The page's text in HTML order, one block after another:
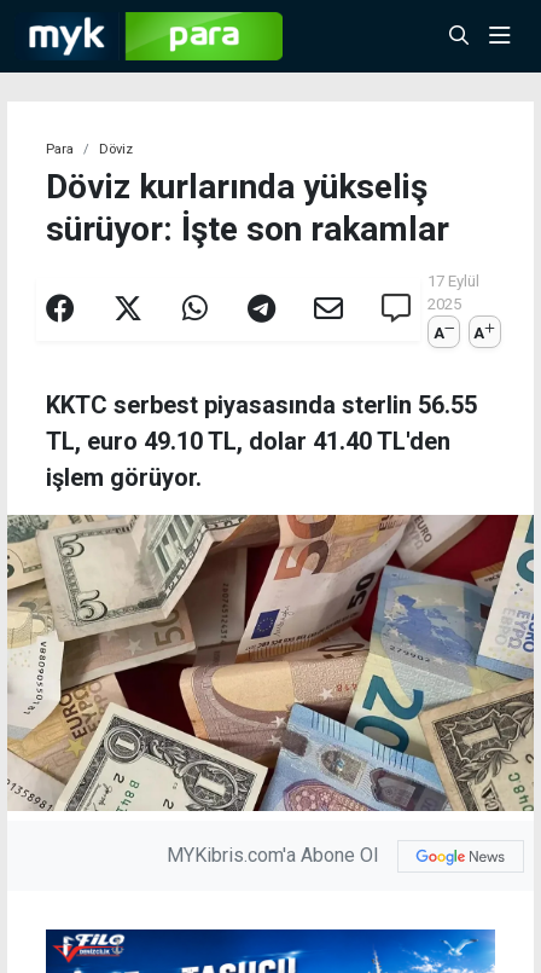
Para Döviz
Döviz kurlarında yükseliş
sürüyor: İşte son rakamlar
17 Eylül
2025
A
A
KKTC serbest piyasasında sterlin 56.55
TL, euro 49.10 TL, dolar 41.40 TL'den
işlem görüyor.
MYKibris.com'a Abone Ol